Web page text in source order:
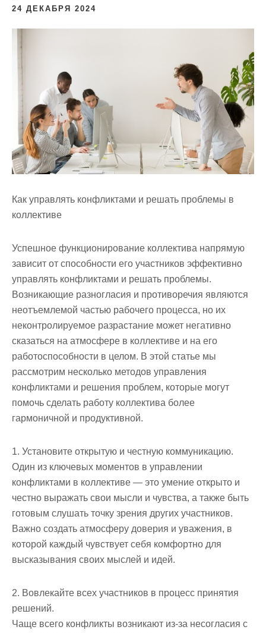
24 ДЕКАБРЯ 2024
Как управлять конфликтами и решать проблемы в
коллективе
Успешное функционирование коллектива напрямую
зависит от способности его участников эффективно
управлять конфликтами и решать проблемы.
Возникающие разногласия и противоречия являются
неотъемлемой частью рабочего процесса, но их
неконтролируемое разрастание может негативно
сказаться на атмосфере в коллективе и на его
работоспособности в целом. В этой статье мы
рассмотрим несколько методов управления
конфликтами и решения проблем, которые могут
помочь сделать работу коллектива более
гармоничной и продуктивной.
1. Установите открытую и честную коммуникацию.
Один из ключевых моментов в управлении
конфликтами в коллективе — это умение открыто и
честно выражать свои мысли и чувства, а также быть
готовым слушать точку зрения других участников.
Важно создать атмосферу доверия и уважения, в
которой каждый чувствует себя комфортно для
высказывания своих мыслей и идей.
2. Вовлекайте всех участников в процесс принятия
решений.
Чаще всего конфликты возникают из-за несогласия с